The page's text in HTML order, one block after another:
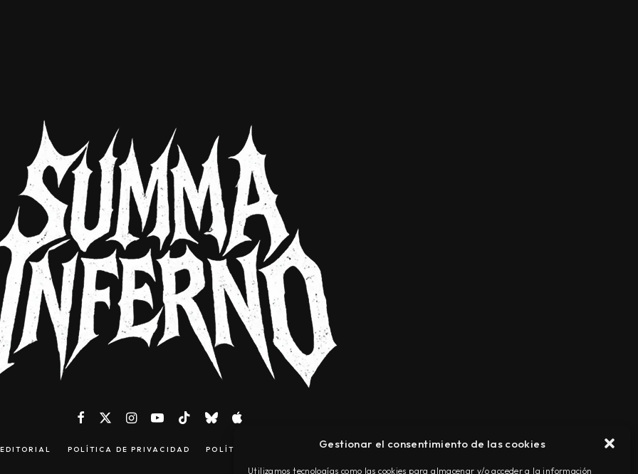
Gestionar el consentimiento de las cookies
Utilizamos tecnologías como las cookies para almacenar y/o acceder a la información
EDITORIAL POLÍTICA DE PRIVACIDAD POLÍTICA DE COOKIES TÉRMINOS Y CONDICIONES